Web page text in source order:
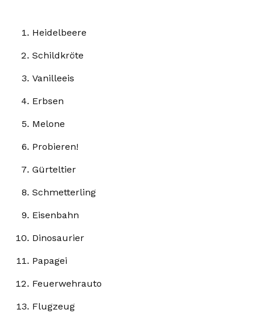
Heidelbeere
Schildkröte
Vanilleeis
Erbsen
Melone
Probieren!
Gürteltier
Schmetterling
Eisenbahn
Dinosaurier
Papagei
Feuerwehrauto
Flugzeug